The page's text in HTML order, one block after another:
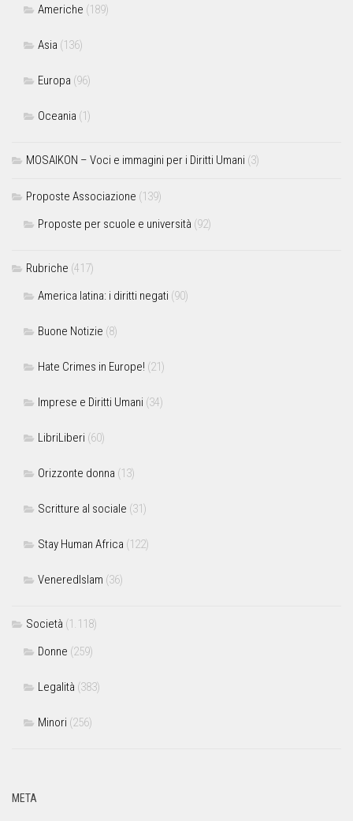
Americhe (189)
Asia (136)
Europa (96)
Oceania (1)
MOSAIKON – Voci e immagini per i Diritti Umani (3)
Proposte Associazione (139)
Proposte per scuole e università (92)
Rubriche (417)
America latina: i diritti negati (90)
Buone Notizie (8)
Hate Crimes in Europe! (21)
Imprese e Diritti Umani (34)
LibriLiberi (60)
Orizzonte donna (13)
Scritture al sociale (31)
Stay Human Africa (122)
VeneredIslam (36)
Società (1.118)
Donne (259)
Legalità (383)
Minori (256)
META